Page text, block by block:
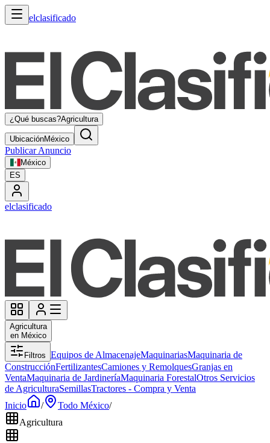
elclasificado
¿Qué buscas?Agricultura
UbicaciónMéxico
Publicar Anuncio
México
ES
elclasificado
Agricultura
en México
Filtros Equipos de AlmacenajeMaquinariasMaquinaria de
ConstrucciónFertilizantesCamiones y RemolquesGranjas en
VentaMaquinaria de JardineríaMaquinaria ForestalOtros Servicios
de AgriculturaSemillasTractores - Compra y Venta
Inicio
/ Todo México/
Agricultura